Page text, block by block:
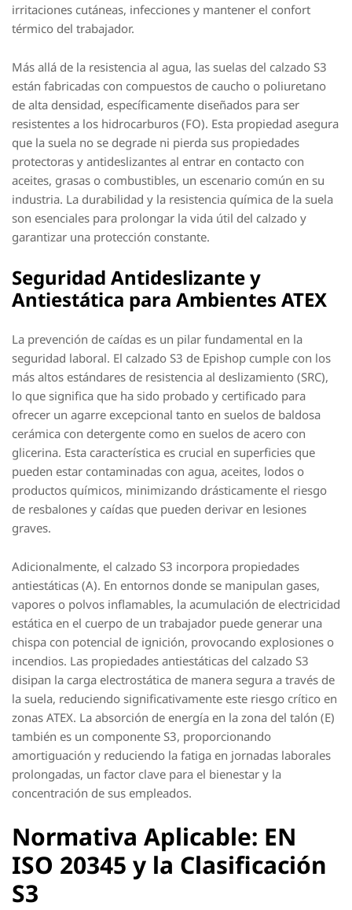
irritaciones cutáneas, infecciones y mantener el confort
térmico del trabajador.
Más allá de la resistencia al agua, las suelas del calzado S3
están fabricadas con compuestos de caucho o poliuretano
de alta densidad, específicamente diseñados para ser
resistentes a los hidrocarburos (FO). Esta propiedad asegura
que la suela no se degrade ni pierda sus propiedades
protectoras y antideslizantes al entrar en contacto con
aceites, grasas o combustibles, un escenario común en su
industria. La durabilidad y la resistencia química de la suela
son esenciales para prolongar la vida útil del calzado y
garantizar una protección constante.
Seguridad Antideslizante y
Antiestática para Ambientes ATEX
La prevención de caídas es un pilar fundamental en la
seguridad laboral. El calzado S3 de Epishop cumple con los
más altos estándares de resistencia al deslizamiento (SRC),
lo que significa que ha sido probado y certificado para
ofrecer un agarre excepcional tanto en suelos de baldosa
cerámica con detergente como en suelos de acero con
glicerina. Esta característica es crucial en superficies que
pueden estar contaminadas con agua, aceites, lodos o
productos químicos, minimizando drásticamente el riesgo
de resbalones y caídas que pueden derivar en lesiones
graves.
Adicionalmente, el calzado S3 incorpora propiedades
antiestáticas (A). En entornos donde se manipulan gases,
vapores o polvos inflamables, la acumulación de electricidad
estática en el cuerpo de un trabajador puede generar una
chispa con potencial de ignición, provocando explosiones o
incendios. Las propiedades antiestáticas del calzado S3
disipan la carga electrostática de manera segura a través de
la suela, reduciendo significativamente este riesgo crítico en
zonas ATEX. La absorción de energía en la zona del talón (E)
también es un componente S3, proporcionando
amortiguación y reduciendo la fatiga en jornadas laborales
prolongadas, un factor clave para el bienestar y la
concentración de sus empleados.
Normativa Aplicable: EN
ISO 20345 y la Clasificación
S3